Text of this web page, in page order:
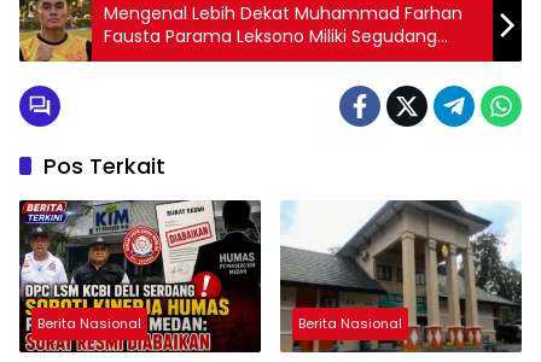
Mengenal Lebih Dekat Muhammad Farhan
Fausta Parama Leksono Miliki Segudang
Prestasi Ingin Jadi Polri
Pos Terkait
Berita Nasional Berita Nasional